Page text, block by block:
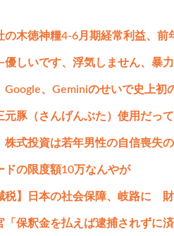
の木徳神糧4-6月期経常利益、前
しいです、浮気しません、暴
Google、Geminiのせいで史上
元豚（さんげんぶた）使用だっ
株式投資は若年男性の自信喪失
ドの限度額10万なんやが
税】日本の社会保障、岐路に
「保釈金を払えば逮捕されずに